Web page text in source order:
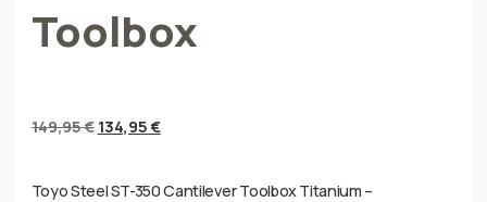
Toolbox
149,95€ 134,95€
Toyo Steel ST-350 Cantilever Toolbox Titanium –